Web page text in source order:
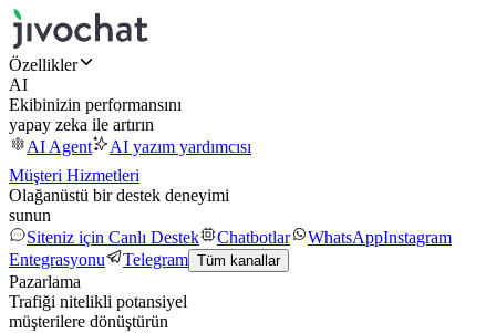
Özellikler
AI
Ekibinizin performansını
yapay zeka ile artırın
AI Agent
AI yazım yardımcısı
Müşteri Hizmetleri
Olağanüstü bir destek deneyimi
sunun
Siteniz için Canlı Destek
Chatbotlar WhatsAppInstagram
Entegrasyonu
Telegram Tüm kanallar
Pazarlama
Trafiği nitelikli potansiyel
müşterilere dönüştürün